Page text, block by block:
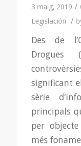
3 maig, 2019 /
Legislación /
Des de
Drogues
significant
sèrie
principals
per
més